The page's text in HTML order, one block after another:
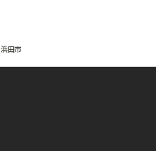
浜田市